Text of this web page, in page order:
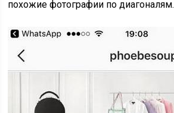
похожие фотографии по диагоналям.